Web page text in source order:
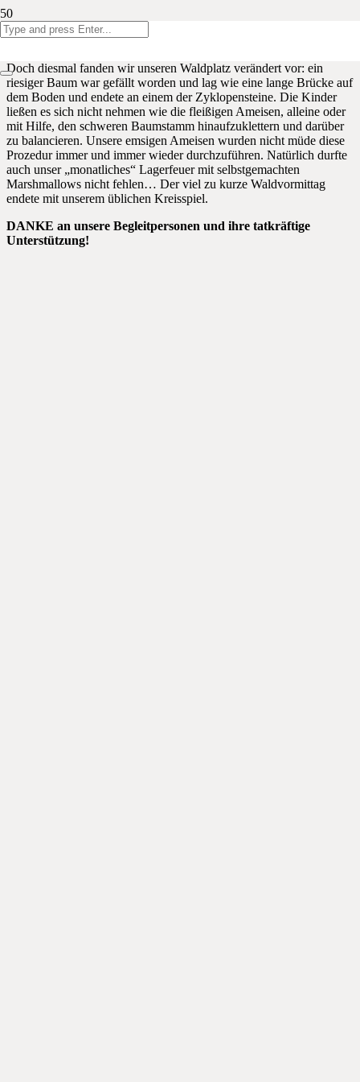
Frühlingsanfang!
Doch diesmal fanden wir unseren Waldplatz verändert vor: ein
riesiger Baum war gefällt worden und lag wie eine lange Brücke auf
dem Boden und endete an einem der Zyklopensteine. Die Kinder
ließen es sich nicht nehmen wie die fleißigen Ameisen, alleine oder
mit Hilfe, den schweren Baumstamm hinaufzuklettern und darüber
zu balancieren. Unsere emsigen Ameisen wurden nicht müde diese
Prozedur immer und immer wieder durchzuführen. Natürlich durfte
auch unser „monatliches“ Lagerfeuer mit selbstgemachten
Marshmallows nicht fehlen… Der viel zu kurze Waldvormittag
endete mit unserem üblichen Kreisspiel.
DANKE an unsere Begleitpersonen und ihre tatkräftige
Unterstützung!